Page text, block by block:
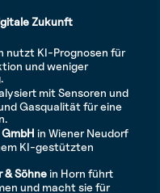
Zukunft
nutzt KI-Prognosen für
und weniger
mit Sensoren und
Gasqualität für eine
in Wiener Neudorf
KI-gestützten
& Söhnein Horn führt
und macht sie für